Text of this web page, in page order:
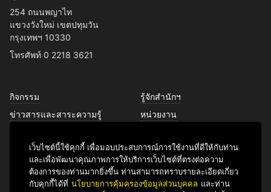
254 ถนนพญาไท
แขวงวังใหม่ เขตปทุมวัน
กรุงเทพฯ 10330
โทรศัพท์ 0 2218 3621
กิจกรรม
ข่าวสารและสาระความรู้
ศิลปวัฒนธรรม
รู้จักสำนักฯ
หน่วยงาน
บริการของเรา
ติดต่อเรา
เว็บไซต์นี้ใช้คุกกี้ เพื่อมอบประสบการณ์การใช้งานที่ดีให้กับท่าน
และเพื่อพัฒนาคุณภาพการให้บริการเว็บไซต์ที่ตรงต่อความ
ต้องการของท่านมากยิ่งขึ้น ท่านสามารถทราบรายละเอียดเกี่ยว
กับคุกกี้ได้ที่ นโยบายการคุ้มครองข้อมูลส่วนบุคคล และท่าน